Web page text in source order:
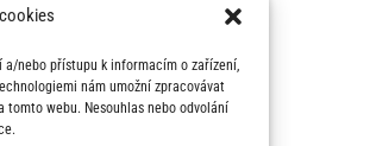
a/nebo přístupu k informacím o zařízení,
nám umožní zpracovávat
tomto webu. Nesouhlas nebo odvolání